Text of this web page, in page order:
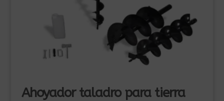
Ahoyador taladro para tierra